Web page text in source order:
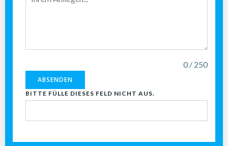
0 / 250
ABSENDEN
BITTE FÜLLE DIESES FELD NICHT AUS.